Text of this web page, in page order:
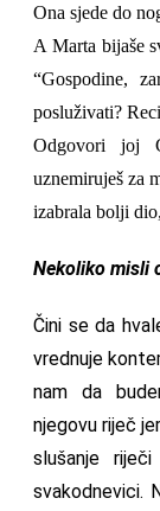
Ona sjede do
A Marta bijaše
“Gospodine,
posluživati?
Odgovori joj
uznemiruješ za
izabrala bolji
Nekoliko misli
Čini se da
vrednuje
nam da
njegovu riječ
slušanje
svakodnevici.